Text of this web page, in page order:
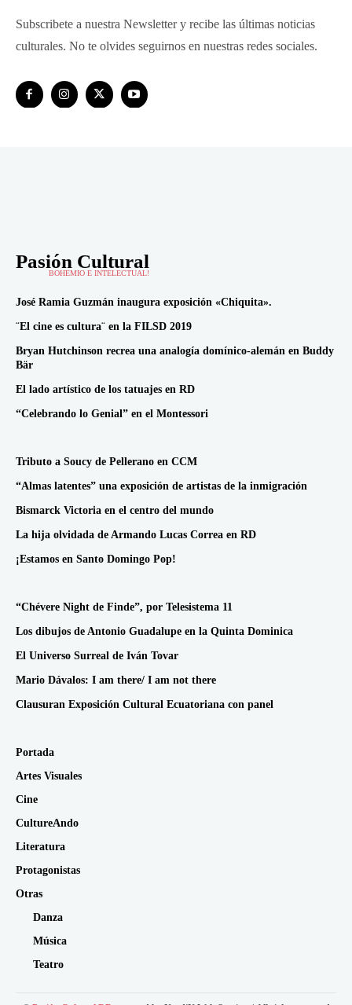
Subscribete a nuestra Newsletter y recibe las últimas noticias
culturales. No te olvides seguirnos en nuestras redes sociales.
Pasión Cultural
BOHEMIO E INTELECTUAL!
José Ramia Guzmán inaugura exposición «Chiquita».
¨El cine es cultura¨ en la FILSD 2019
Bryan Hutchinson recrea una analogía domínico-alemán en Buddy
Bär
El lado artístico de los tatuajes en RD
“Celebrando lo Genial” en el Montessori
Tributo a Soucy de Pellerano en CCM
“Almas latentes” una exposición de artistas de la inmigración
Bismarck Victoria en el centro del mundo
La hija olvidada de Armando Lucas Correa en RD
¡Estamos en Santo Domingo Pop!
“Chévere Night de Finde”, por Telesistema 11
Los dibujos de Antonio Guadalupe en la Quinta Dominica
El Universo Surreal de Iván Tovar
Mario Dávalos: I am there/ I am not there
Clausuran Exposición Cultural Ecuatoriana con panel
Portada
Artes Visuales
Cine
CultureAndo
Literatura
Protagonistas
Otras
Danza
Música
Teatro